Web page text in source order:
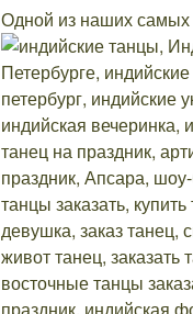
Одной из наших